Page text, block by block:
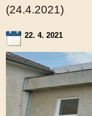
(24.4.2021)
22. 4. 2021